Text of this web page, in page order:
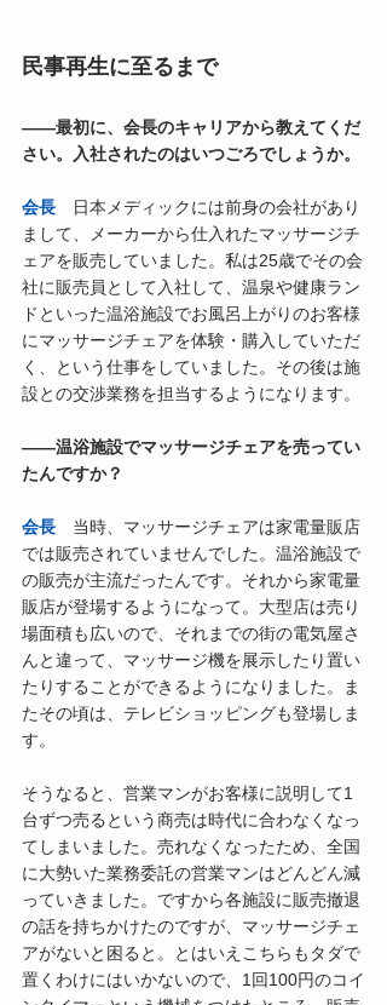
民事再生に至るまで
――最初に、会長のキャリアから教えてくだ
さい。入社されたのはいつごろでしょうか。
会長 日本メディックには前身の会社があり
まして、メーカーから仕入れたマッサージチ
ェアを販売していました。私は25歳でその会
社に販売員として入社して、温泉や健康ラン
ドといった温浴施設でお風呂上がりのお客様
にマッサージチェアを体験・購入していただ
く、という仕事をしていました。その後は施
設との交渉業務を担当するようになります。
――温浴施設でマッサージチェアを売ってい
たんですか？
会長 当時、マッサージチェアは家電量販店
では販売されていませんでした。温浴施設で
の販売が主流だったんです。それから家電量
販店が登場するようになって。大型店は売り
場面積も広いので、それまでの街の電気屋さ
んと違って、マッサージ機を展示したり置い
たりすることができるようになりました。ま
たその頃は、テレビショッピングも登場しま
す。
そうなると、営業マンがお客様に説明して1
台ずつ売るという商売は時代に合わなくなっ
てしまいました。売れなくなったため、全国
に大勢いた業務委託の営業マンはどんどん減
っていきました。ですから各施設に販売撤退
の話を持ちかけたのですが、マッサージチェ
アがないと困ると。とはいえこちらもタダで
置くわけにはいかないので、1回100円のコイ